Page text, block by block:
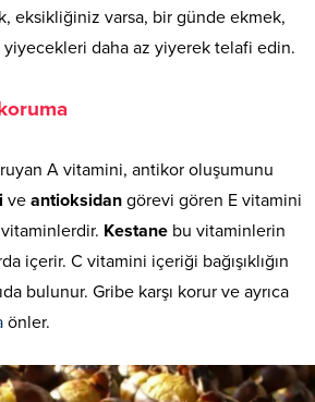
eksikliğiniz varsa, bir günde ekmek,
daha az yiyerek telafi edin.
A vitamini, antikor oluşumunu
ve antioksidan görevi gören E vitamini
vitaminlerdir. Kestane bu vitaminlerin
içerir. C vitamini içeriği bağışıklığın
bulunur. Gribe karşı korur ve ayrıca
önler.